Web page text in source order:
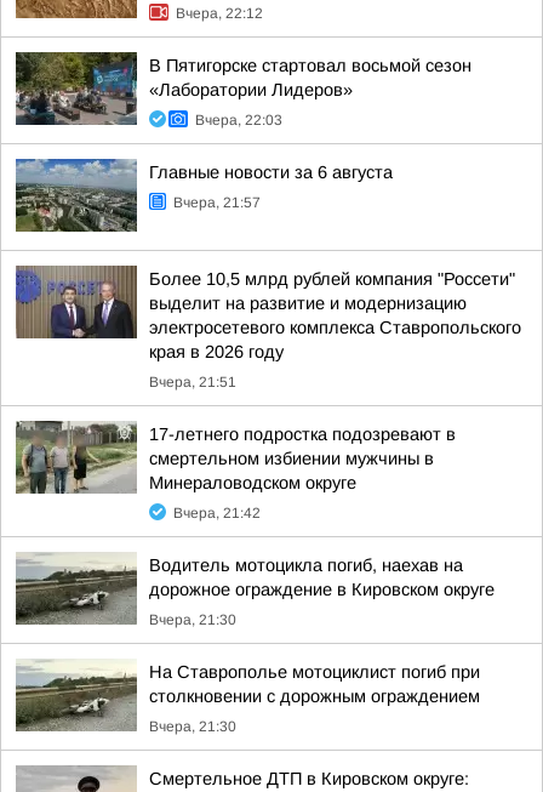
Вчера, 22:12
В Пятигорске стартовал восьмой сезон
«Лаборатории Лидеров»
Вчера, 22:03
Главные новости за 6 августа
Вчера, 21:57
Более 10,5 млрд рублей компания "Россети"
выделит на развитие и модернизацию
электросетевого комплекса Ставропольского
края в 2026 году
Вчера, 21:51
17-летнего подростка подозревают в
смертельном избиении мужчины в
Минераловодском округе
Вчера, 21:42
Водитель мотоцикла погиб, наехав на
дорожное ограждение в Кировском округе
Вчера, 21:30
На Ставрополье мотоциклист погиб при
столкновении с дорожным ограждением
Вчера, 21:30
Смертельное ДТП в Кировском округе: